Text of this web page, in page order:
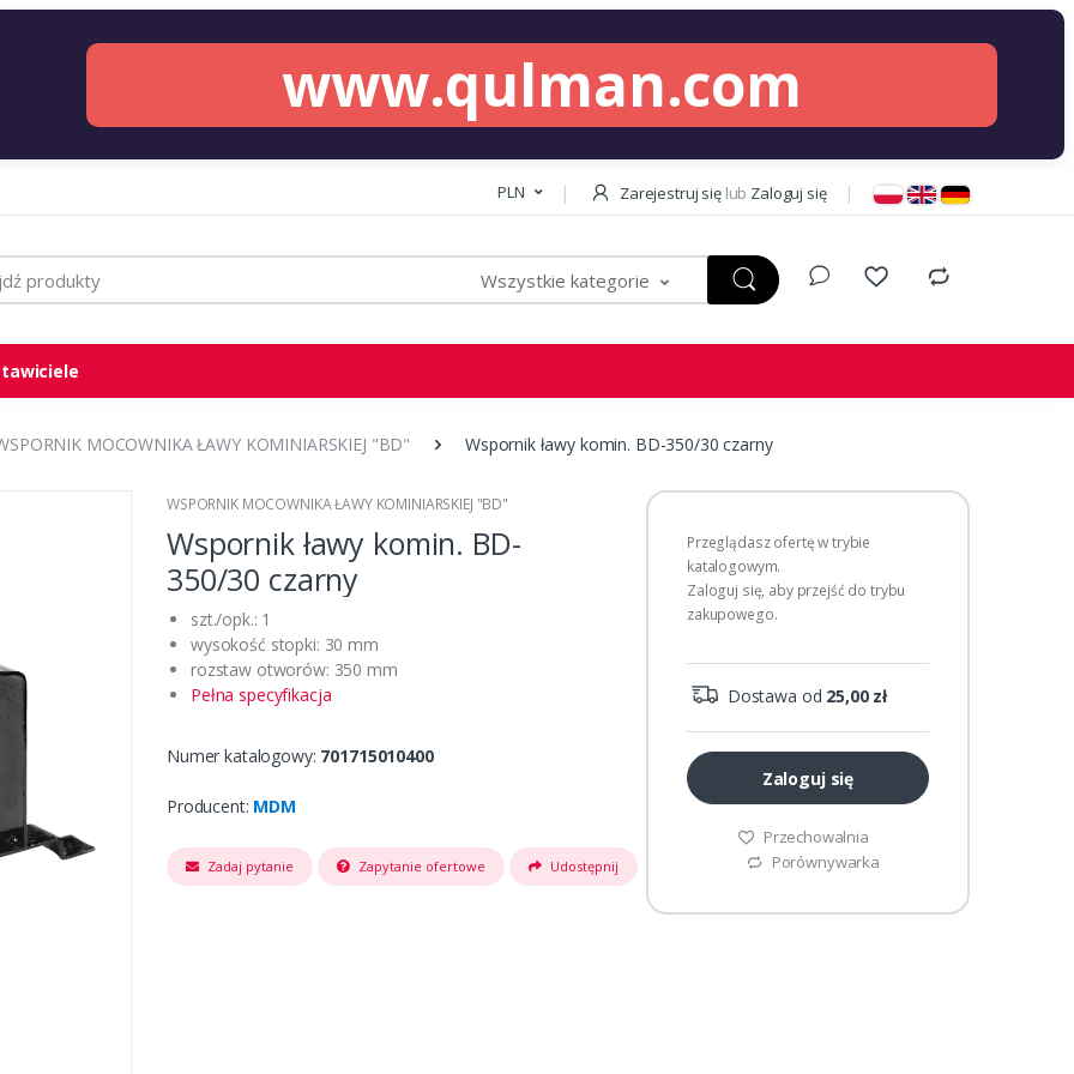
www.qulman.com
PLN Zarejestruj się lub Zaloguj się
Wszystkie kategorie
MOCOWNIKA ŁAWY KOMINIARSKIEJ "BD" Wspornik ławy komin. BD-350/30 czarny
WSPORNIK MOCOWNIKA ŁAWY KOMINIARSKIEJ "BD"
Wspornik ławy komin. BD-
350/30 czarny
szt./opk.: 1
wysokość stopki: 30 mm
rozstaw otworów: 350 mm
Pełna specyfikacja
Numer katalogowy: 701715010400
Producent: MDM
Zadaj pytanie Zapytanie ofertowe Udostępnij
Przeglądasz ofertę w trybie
katalogowym.
Zaloguj się, aby przejść do trybu
zakupowego.
Dostawa od 25,00 zł
Zaloguj się
Przechowalnia
Porównywarka